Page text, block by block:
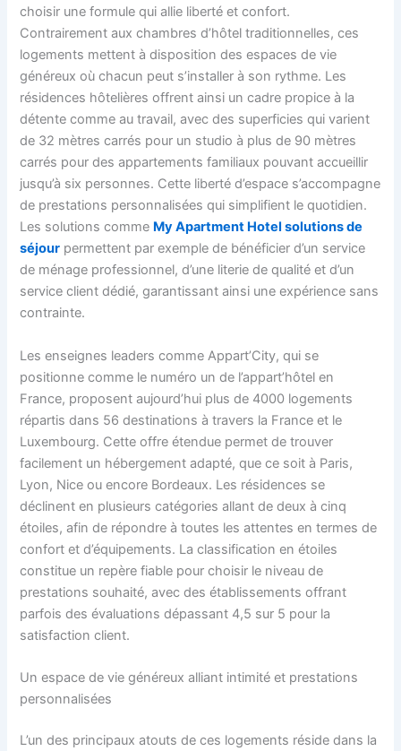
choisir une formule qui allie liberté et confort.
Contrairement aux chambres d’hôtel traditionnelles, ces
logements mettent à disposition des espaces de vie
généreux où chacun peut s’installer à son rythme. Les
résidences hôtelières offrent ainsi un cadre propice à la
détente comme au travail, avec des superficies qui varient
de 32 mètres carrés pour un studio à plus de 90 mètres
carrés pour des appartements familiaux pouvant accueillir
jusqu’à six personnes. Cette liberté d’espace s’accompagne
de prestations personnalisées qui simplifient le quotidien.
Les solutions comme My Apartment Hotel solutions de
séjour permettent par exemple de bénéficier d’un service
de ménage professionnel, d’une literie de qualité et d’un
service client dédié, garantissant ainsi une expérience sans
contrainte.
Les enseignes leaders comme Appart’City, qui se
positionne comme le numéro un de l’appart’hôtel en
France, proposent aujourd’hui plus de 4000 logements
répartis dans 56 destinations à travers la France et le
Luxembourg. Cette offre étendue permet de trouver
facilement un hébergement adapté, que ce soit à Paris,
Lyon, Nice ou encore Bordeaux. Les résidences se
déclinent en plusieurs catégories allant de deux à cinq
étoiles, afin de répondre à toutes les attentes en termes de
confort et d’équipements. La classification en étoiles
constitue un repère fiable pour choisir le niveau de
prestations souhaité, avec des établissements offrant
parfois des évaluations dépassant 4,5 sur 5 pour la
satisfaction client.
Un espace de vie généreux alliant intimité et prestations
personnalisées
L’un des principaux atouts de ces logements réside dans la